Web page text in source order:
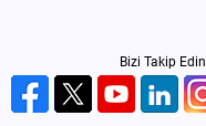
Bizi Takip Edin